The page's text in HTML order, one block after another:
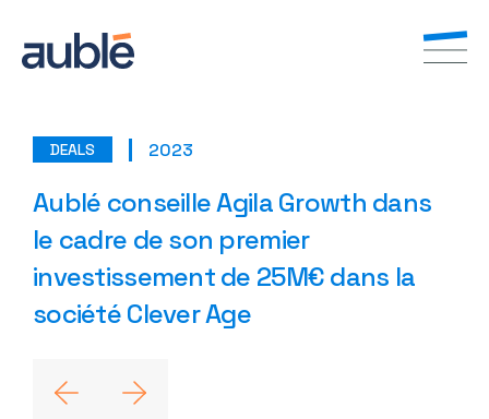
DEALS 2023
Aublé conseille Agila Growth dans
le cadre de son premier
investissement de 25M€ dans la
société Clever Age